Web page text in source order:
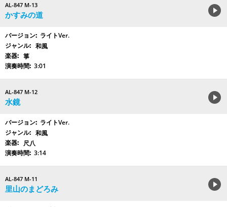
AL-847 M-13
かすみの道
ライトVer.
和風
箏
3:01
AL-847 M-12
水鏡
ライトVer.
和風
尺八
3:14
AL-847 M-11
里山のまどろみ